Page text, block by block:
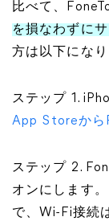
比べて、
を損なわずに
方は以下になり
ステップ 1.
App Storeから
ステップ 2.
オンにします
で、Wi-Fi接続